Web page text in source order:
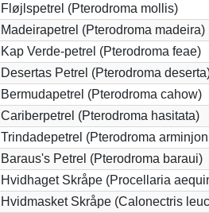
Fløjlspetrel (Pterodroma mollis)
Madeirapetrel (Pterodroma madeira)
Kap Verde-petrel (Pterodroma feae)
Desertas Petrel (Pterodroma
Bermudapetrel (Pterodroma cahow)
Cariberpetrel (Pterodroma hasitata)
Trindadepetrel (Pterodroma
Baraus's Petrel (Pterodroma baraui)
Hvidhaget Skråpe (Procellaria
Hvidmasket Skråpe (Calonectris